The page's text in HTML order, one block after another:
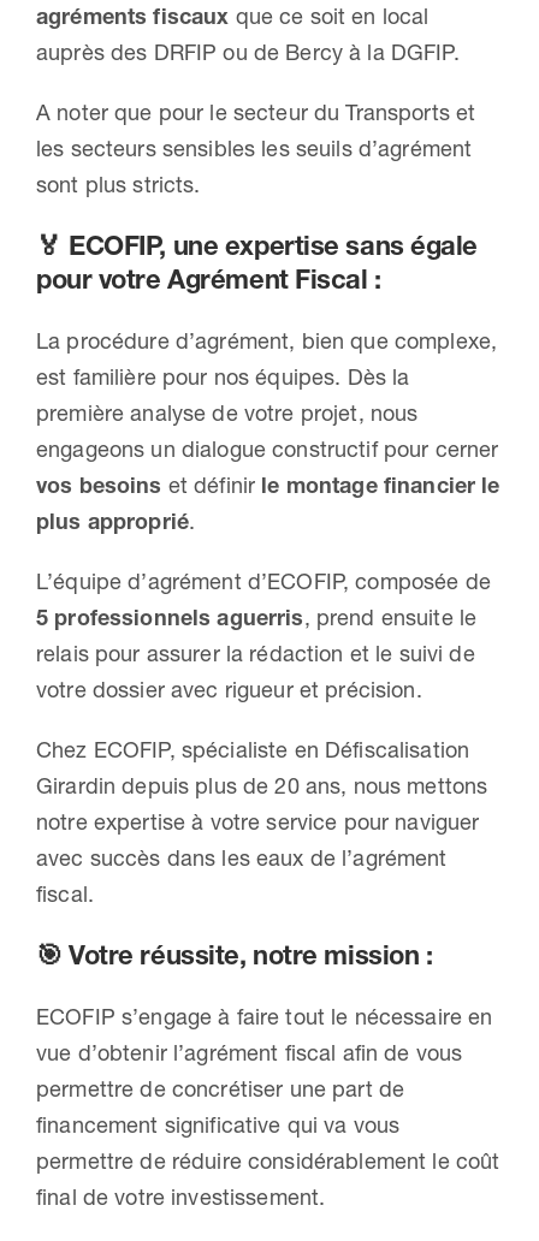
agréments fiscaux que ce soit en local
auprès des DRFIP ou de Bercy à la DGFIP.
A noter que pour le secteur du Transports et
les secteurs sensibles les seuils d’agrément
sont plus stricts.
🏅 ECOFIP, une expertise sans égale
pour votre Agrément Fiscal :
La procédure d’agrément, bien que complexe,
est familière pour nos équipes. Dès la
première analyse de votre projet, nous
engageons un dialogue constructif pour cerner
vos besoins et définir le montage financier le
plus approprié.
L’équipe d’agrément d’ECOFIP, composée de
5 professionnels aguerris, prend ensuite le
relais pour assurer la rédaction et le suivi de
votre dossier avec rigueur et précision.
Chez ECOFIP, spécialiste en Défiscalisation
Girardin depuis plus de 20 ans, nous mettons
notre expertise à votre service pour naviguer
avec succès dans les eaux de l’agrément
fiscal.
🎯Votre réussite, notre mission :
ECOFIP s’engage à faire tout le nécessaire en
vue d’obtenir l’agrément fiscal afin de vous
permettre de concrétiser une part de
financement significative qui va vous
permettre de réduire considérablement le coût
final de votre investissement.